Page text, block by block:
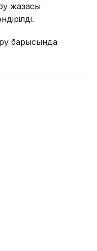
жазасы
барысында